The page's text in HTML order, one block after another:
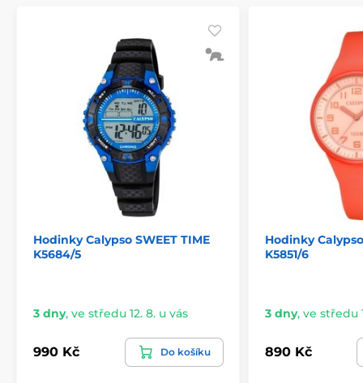
Hodinky Calypso SWEET TIME
K5684/5
3 dny, ve středu 12. 8. u vás
990 Kč Do košíku
Hodinky
K5851/6
3 dny, ve středu
890 Kč